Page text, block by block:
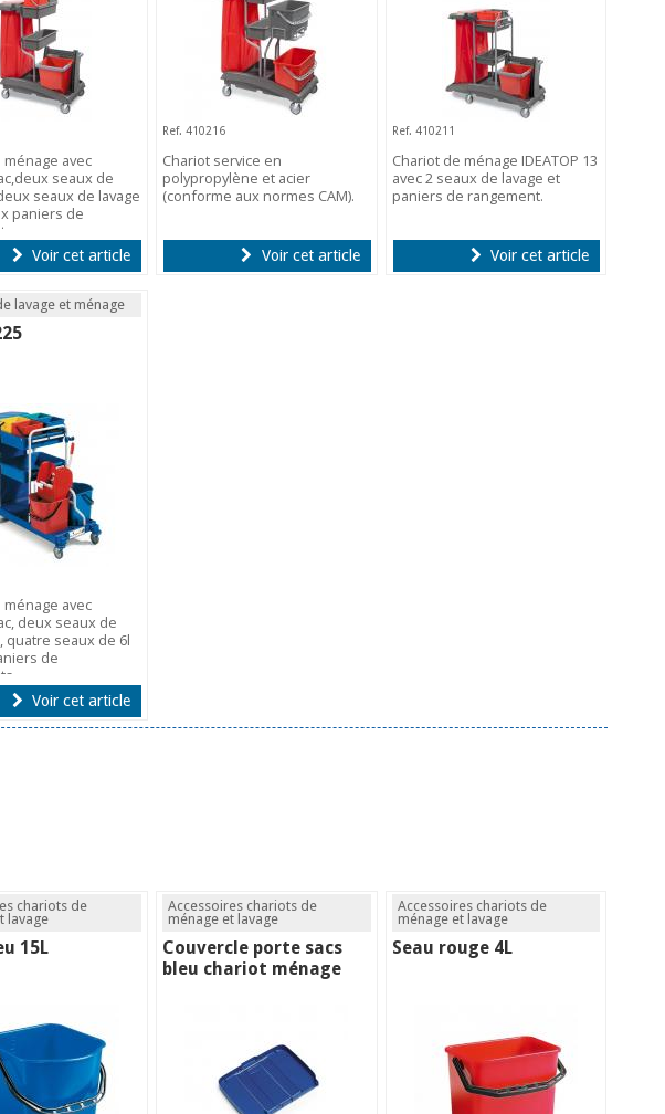
avec
seaux de
seaux de lavage
paniers de
Voir cet article
Ref. 410216
Chariot service en
polypropylène et acier
(conforme aux normes CAM).
Voir cet article
Ref. 410211
Chariot de ménage IDEATOP 13
avec 2 seaux de lavage et
paniers de rangement.
Voir cet article
lavage et ménage
avec
deux seaux de
quatre seaux de 6l
de
Voir cet article
chariots de
lavage
15L
Accessoires chariots de
ménage et lavage
Couvercle porte sacs
bleu chariot ménage
Accessoires chariots de
ménage et lavage
Seau rouge 4L